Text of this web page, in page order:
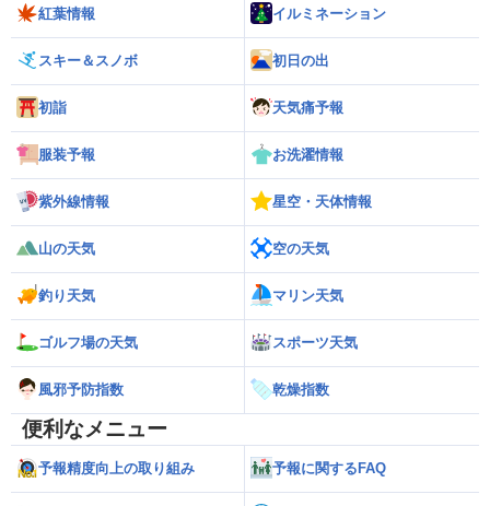
紅葉情報 イルミネーション
スキー＆スノボ 初日の出
初詣 天気痛予報
服装予報 お洗濯情報
紫外線情報 星空・天体情報
山の天気 空の天気
釣り天気 マリン天気
ゴルフ場の天気 スポーツ天気
風邪予防指数 乾燥指数
便利なメニュー
予報精度向上の取り組み 予報に関するFAQ